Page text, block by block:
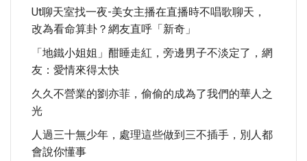
Ut聊天室找一夜-美女主播在直播時不唱歌聊天，
改為看命算卦？網友直呼「新奇」
「地鐵小姐姐」酣睡走紅，旁邊男子不淡定了，網
友：愛情來得太快
久久不營業的劉亦菲，偷偷的成為了我們的華人之
光
人過三十無少年，處理這些做到三不插手，別人都
會說你懂事